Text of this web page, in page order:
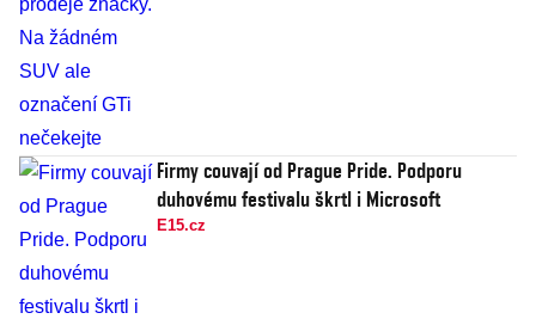
Firmy couvají od Prague Pride. Podporu
duhovému festivalu škrtl i Microsoft
E15.cz